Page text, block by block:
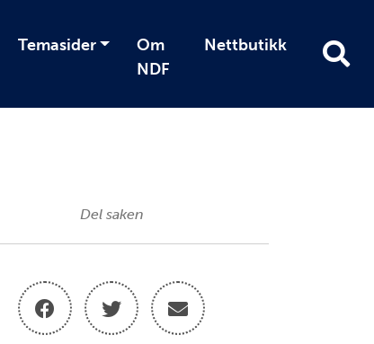
Temasider
Om
NDF
Nettbutikk
Del saken